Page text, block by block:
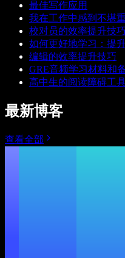
最佳写作应用
我在工作中感到不堪
校对员的效率提升技巧
如何更好地学习：提
编辑的效率提升技巧
GRE音频学习材料和
高中生的阅读障碍工
最新博客
查看全部